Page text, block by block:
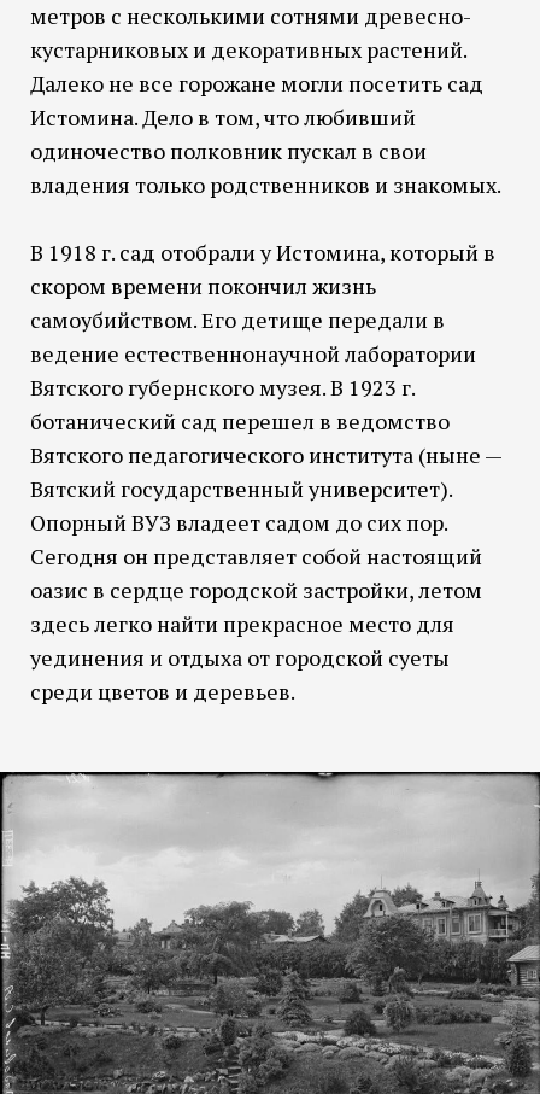
метров с несколькими сотнями древесно-
кустарниковых и декоративных растений.
Далеко не все горожане могли посетить сад
Истомина. Дело в том, что любивший
одиночество полковник пускал в свои
владения только родственников и знакомых.
В 1918 г. сад отобрали у Истомина, который в
скором времени покончил жизнь
самоубийством. Его детище передали в
ведение естественнонаучной лаборатории
Вятского губернского музея. В 1923 г.
ботанический сад перешел в ведомство
Вятского педагогического института (ныне —
Вятский государственный университет).
Опорный ВУЗ владеет садом до сих пор.
Сегодня он представляет собой настоящий
оазис в сердце городской застройки, летом
здесь легко найти прекрасное место для
уединения и отдыха от городской суеты
среди цветов и деревьев.